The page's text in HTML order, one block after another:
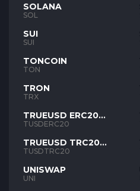
SOLANA
SOL
SUI
SUI
TONCOIN
TON
TRON
TRX
TRUEUSD ERC20
TUSD
TUSDERC20
TRUEUSD TRC20
TUSD
TUSDTRC20
UNISWAP
UNI